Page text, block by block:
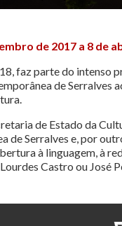
de 2017 a 8 de
faz parte do intenso
de Serralves
de Estado da
de Serralves e, por
à linguagem, à
Castro ou